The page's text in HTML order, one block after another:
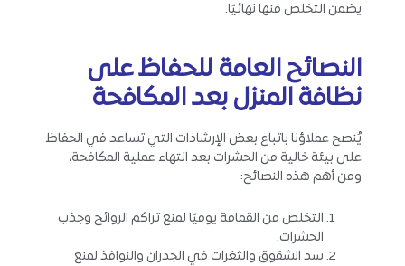
يضمن التخلص منها نهائيًا.
النصائح العامة للحفاظ على
نظافة المنزل بعد المكافحة
يُنصح عملاؤنا باتباع بعض الإرشادات التي تساعد في الحفاظ
على بيئة خالية من الحشرات بعد انتهاء عملية المكافحة،
ومن أهم هذه النصائح:
التخلص من القمامة يوميًا لمنع تراكم الروائح وجذب
الحشرات.
سد الشقوق والثغرات في الجدران والنوافذ لمنع